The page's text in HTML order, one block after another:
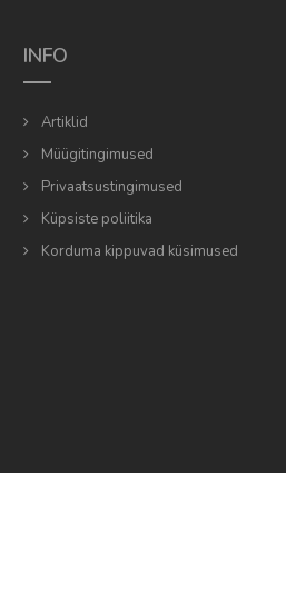
INFO
Artiklid
Müügitingimused
Privaatsustingimused
Küpsiste poliitika
Korduma kippuvad küsimused